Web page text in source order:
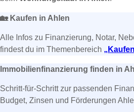
🏡 Kaufen in Ahlen
Alle Infos zu Finanzierung, Notar,
findest du im Themenbereich
Immobilienfinanzierung finden in
Schritt-für-Schritt zur passenden
Budget, Zinsen und Förderungen